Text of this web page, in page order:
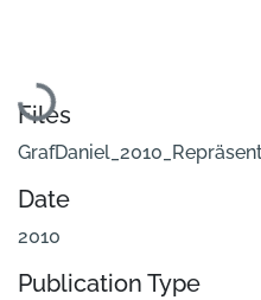
Loading...
Files
Date
2010
Publication Type